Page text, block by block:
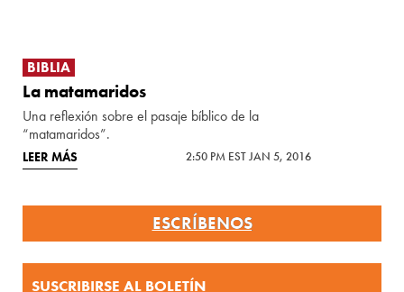
BIBLIA
La matamaridos
Una reflexión sobre el pasaje bíblico de la
“matamaridos”.
LEER MÁS 2:50 PM EST JAN 5, 2016
ESCRÍBENOS
SUSCRIBIRSE AL BOLETÍN